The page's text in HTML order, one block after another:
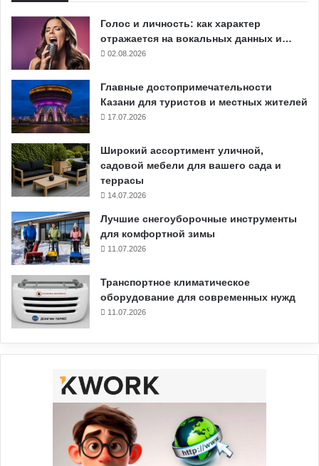
Голос и личность: как характер
отражается на вокальных данных и…
02.08.2026
Главные достопримечательности
Казани для туристов и местных жителей
17.07.2026
Широкий ассортимент уличной,
садовой мебели для вашего сада и
террасы
14.07.2026
Лучшие снегоуборочные инструменты
для комфортной зимы
11.07.2026
Транспортное климатическое
оборудование для современных нужд
11.07.2026